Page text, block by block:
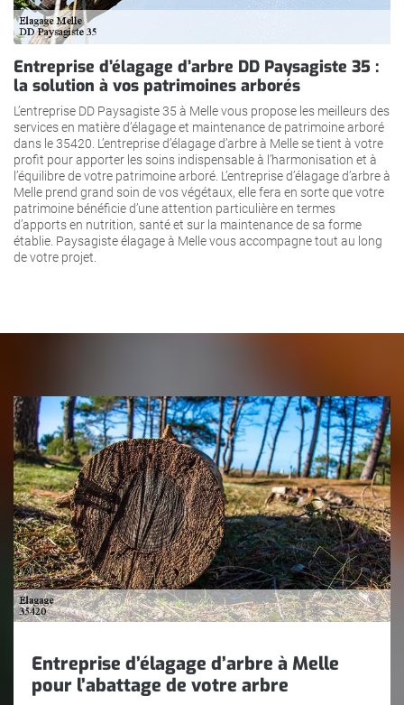
Entreprise d’élagage d’arbre DD Paysagiste 35 :
la solution à vos patrimoines arborés
L’entreprise DD Paysagiste 35 à Melle vous propose les meilleurs des
services en matière d’élagage et maintenance de patrimoine arboré
dans le 35420. L’entreprise d’élagage d’arbre à Melle se tient à votre
profit pour apporter les soins indispensable à l’harmonisation et à
l’équilibre de votre patrimoine arboré. L’entreprise d’élagage d’arbre à
Melle prend grand soin de vos végétaux, elle fera en sorte que votre
patrimoine bénéficie d’une attention particulière en termes
d’apports en nutrition, santé et sur la maintenance de sa forme
établie. Paysagiste élagage à Melle vous accompagne tout au long
de votre projet.
Entreprise d’élagage d’arbre à Melle
pour l’abattage de votre arbre